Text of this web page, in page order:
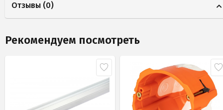
Отзывы (0)
Рекомендуем посмотреть